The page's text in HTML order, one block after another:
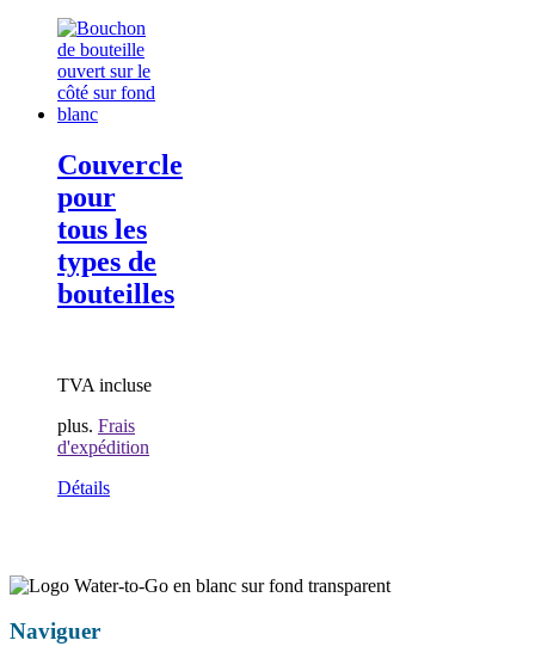
Couvercle
pour
tous les
types de
bouteilles
TVA incluse
plus. Frais
d'expédition
Détails
Naviguer